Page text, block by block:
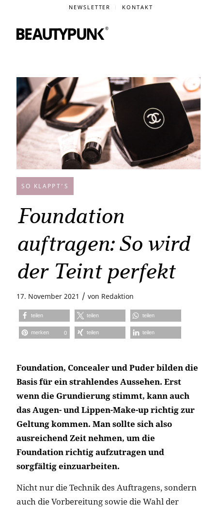
NEWSLETTER KONTAKT
SO KLAPPT’S
Foundation
auftragen: So wird
der Teint perfekt
17. November 2021 / von Redaktion
teilen teilen teilen
merken 0 teilen teilen
Foundation, Concealer und Puder bilden die
Basis für ein strahlendes Aussehen. Erst
wenn die Grundierung stimmt, kann auch
das Augen- und Lippen-Make-up richtig zur
Geltung kommen. Man sollte sich also
ausreichend Zeit nehmen, um die
Foundation richtig aufzutragen und
sorgfältig einzuarbeiten.
Nicht nur die Technik des Auftragens, sondern
auch die Vorbereitung sowie die Wahl der